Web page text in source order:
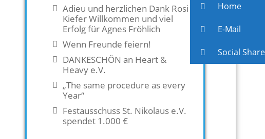
Adieu und herzlichen Dank Rosi
Kiefer Willkommen und viel
Erfolg für Agnes Fröhlich
Wenn Freunde feiern!
DANKESCHÖN an Heart &
Heavy e.V.
„The same procedure as every
Year“
Festausschuss St. Nikolaus e.V.
spendet 1.000 €
Home
E-Mail
Social Share